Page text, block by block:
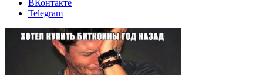
ВКонтакте
Telegram